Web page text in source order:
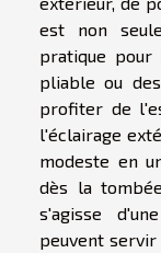
est non
pratique pour
pliable ou
profiter de
l'éclairage
modeste en
dès la
s'agisse
peuvent